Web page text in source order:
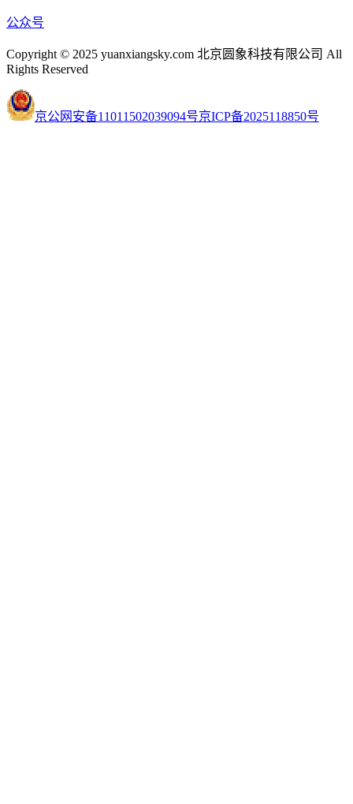
公众号
Copyright © 2025 yuanxiangsky.com 北京圆象科技有限公司 All
Rights Reserved
京公网安备11011502039094号京ICP备2025118850号